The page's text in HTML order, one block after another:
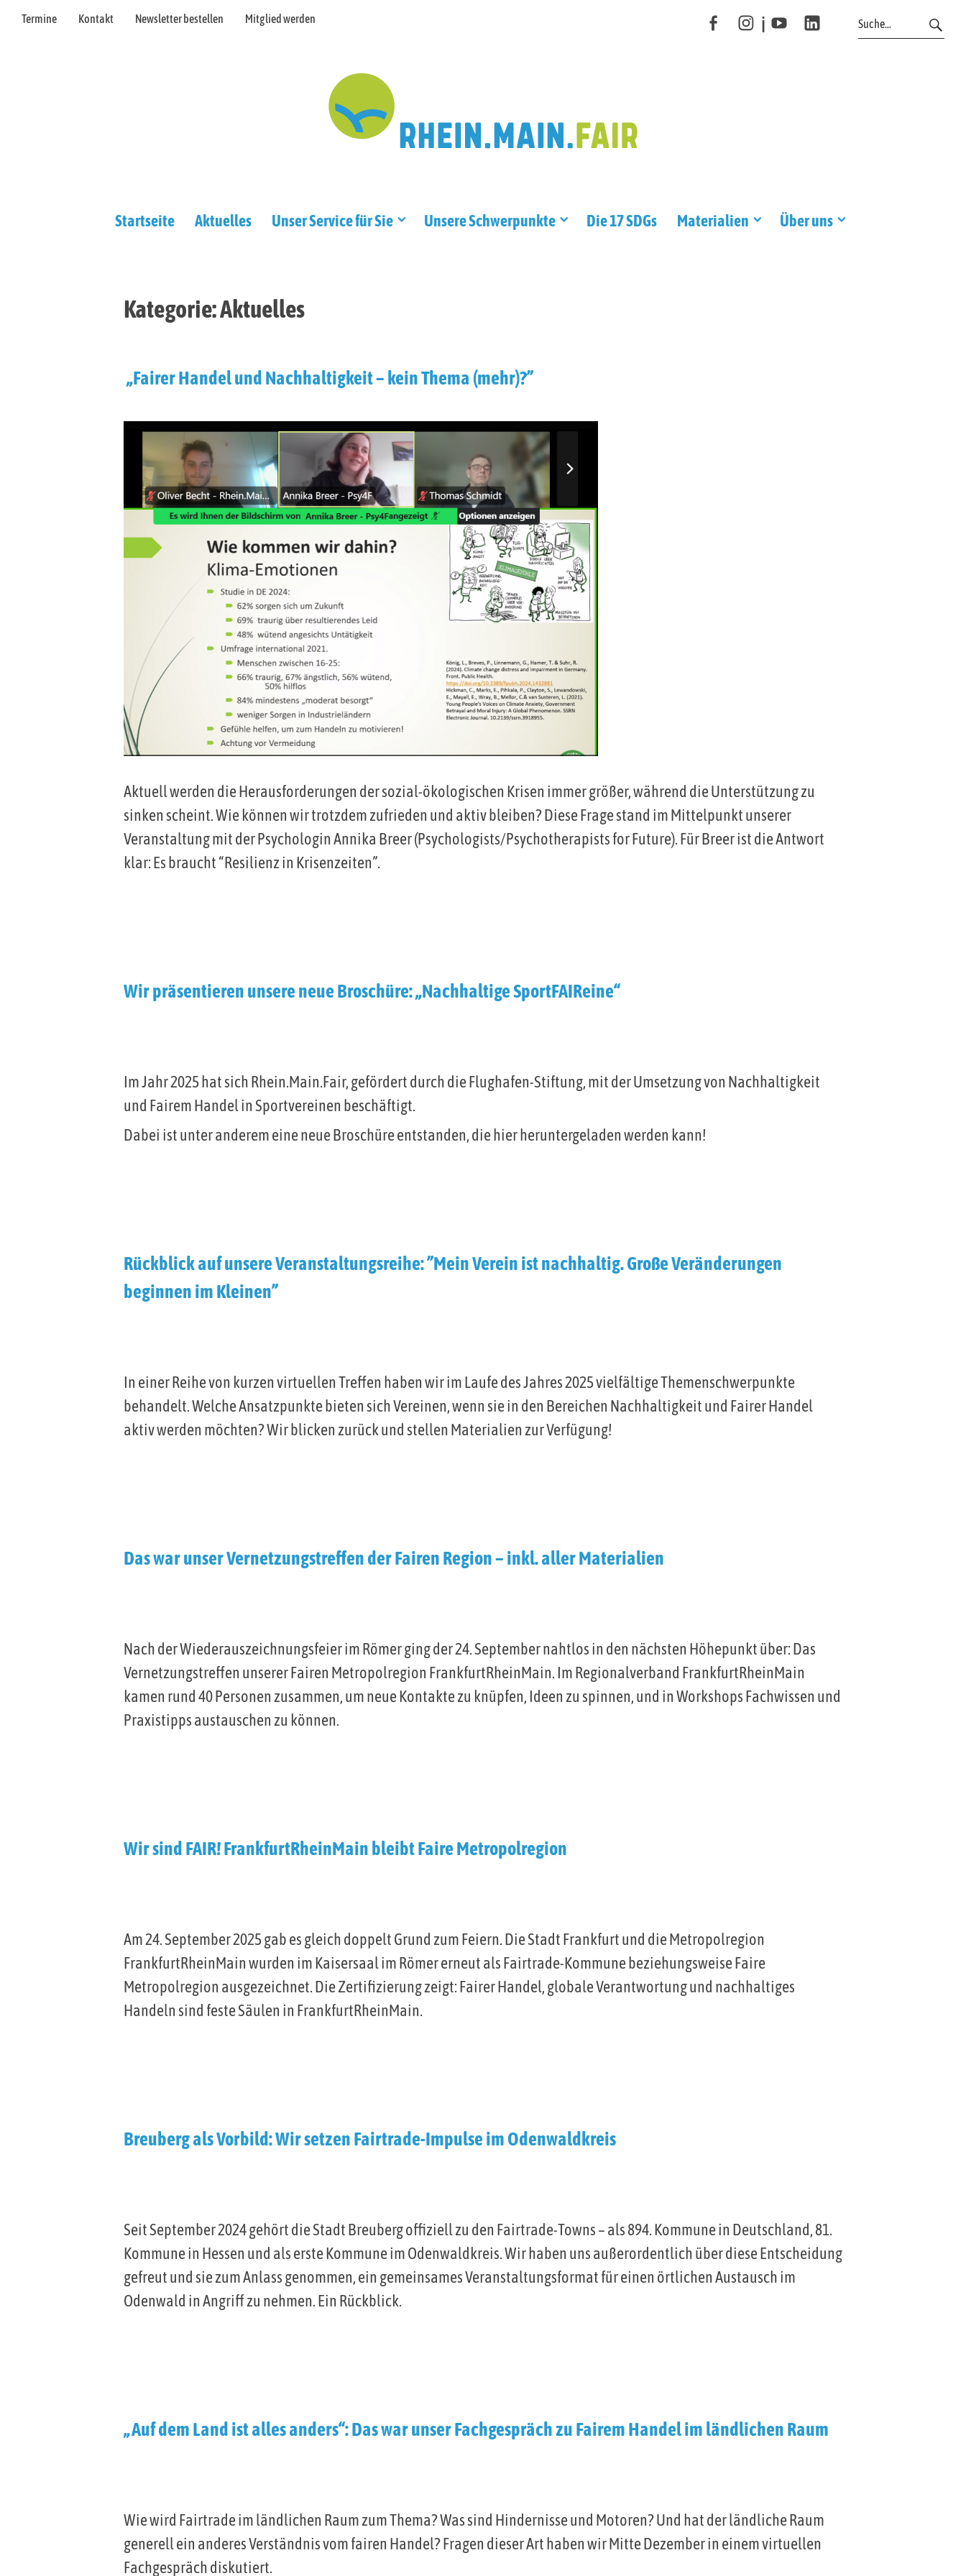
Termine Kontakt Newsletter bestellen Mitglied werden
i
Startseite Aktuelles Unser Service für Sie Unsere Schwerpunkte Die 17 SDGs Materialien Über uns
Kategorie:Aktuelles
„Fairer Handel und Nachhaltigkeit – kein Thema (mehr)?”
Aktuell werden die Herausforderungen der sozial-ökologischen Krisen immer größer, während die Unterstützung zu
sinken scheint. Wie können wir trotzdem zufrieden und aktiv bleiben? Diese Frage stand im Mittelpunkt unserer
Veranstaltung mit der Psychologin Annika Breer (Psychologists/Psychotherapists for Future). Für Breer ist die Antwort
klar: Es braucht “Resilienz in Krisenzeiten”.
Wir präsentieren unsere neue Broschüre: „Nachhaltige SportFAIReine“
Im Jahr 2025 hat sich Rhein.Main.Fair, gefördert durch die Flughafen-Stiftung, mit der Umsetzung von Nachhaltigkeit
und Fairem Handel in Sportvereinen beschäftigt.
Dabei ist unter anderem eine neue Broschüre entstanden, die hier heruntergeladen werden kann!
Rückblick auf unsere Veranstaltungsreihe: ”Mein Verein ist nachhaltig. Große Veränderungen
beginnen im Kleinen”
In einer Reihe von kurzen virtuellen Treffen haben wir im Laufe des Jahres 2025 vielfältige Themenschwerpunkte
behandelt. Welche Ansatzpunkte bieten sich Vereinen, wenn sie in den Bereichen Nachhaltigkeit und Fairer Handel
aktiv werden möchten? Wir blicken zurück und stellen Materialien zur Verfügung!
Das war unser Vernetzungstreffen der Fairen Region – inkl. aller Materialien
Nach der Wiederauszeichnungsfeier im Römer ging der 24. September nahtlos in den nächsten Höhepunkt über: Das
Vernetzungstreffen unserer Fairen Metropolregion FrankfurtRheinMain. Im Regionalverband FrankfurtRheinMain
kamen rund 40 Personen zusammen, um neue Kontakte zu knüpfen, Ideen zu spinnen, und in Workshops Fachwissen und
Praxistipps austauschen zu können.
Wir sind FAIR! FrankfurtRheinMain bleibt Faire Metropolregion
Am 24. September 2025 gab es gleich doppelt Grund zum Feiern. Die Stadt Frankfurt und die Metropolregion
FrankfurtRheinMain wurden im Kaisersaal im Römer erneut als Fairtrade-Kommune beziehungsweise Faire
Metropolregion ausgezeichnet. Die Zertifizierung zeigt: Fairer Handel, globale Verantwortung und nachhaltiges
Handeln sind feste Säulen in FrankfurtRheinMain.
Breuberg als Vorbild: Wir setzen Fairtrade-Impulse im Odenwaldkreis
Seit September 2024 gehört die Stadt Breuberg offiziell zu den Fairtrade-Towns – als 894. Kommune in Deutschland, 81.
Kommune in Hessen und als erste Kommune im Odenwaldkreis. Wir haben uns außerordentlich über diese Entscheidung
gefreut und sie zum Anlass genommen, ein gemeinsames Veranstaltungsformat für einen örtlichen Austausch im
Odenwald in Angriff zu nehmen. Ein Rückblick.
„Auf dem Land ist alles anders“: Das war unser Fachgespräch zu Fairem Handel im ländlichen Raum
Wie wird Fairtrade im ländlichen Raum zum Thema? Was sind Hindernisse und Motoren? Und hat der ländliche Raum
generell ein anderes Verständnis vom fairen Handel? Fragen dieser Art haben wir Mitte Dezember in einem virtuellen
Fachgespräch diskutiert.